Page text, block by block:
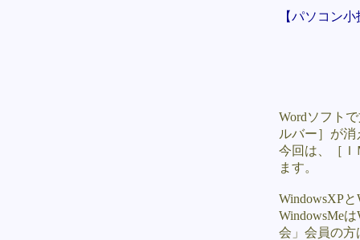
【パソコン
Wordソフト
ルバー］が
今回は、［Ｉ
ます。
WindowsXP
WindowsMe
会」会員の方